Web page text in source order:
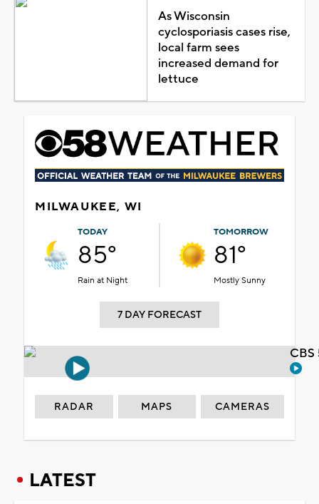
As Wisconsin
cyclosporiasis cases rise,
local farm sees
increased demand for
lettuce
MILWAUKEE, WI
TODAY
85°
Rain at Night
TOMORROW
81°
Mostly Sunny
7 DAY FORECAST
RADAR MAPS CAMERAS
LATEST